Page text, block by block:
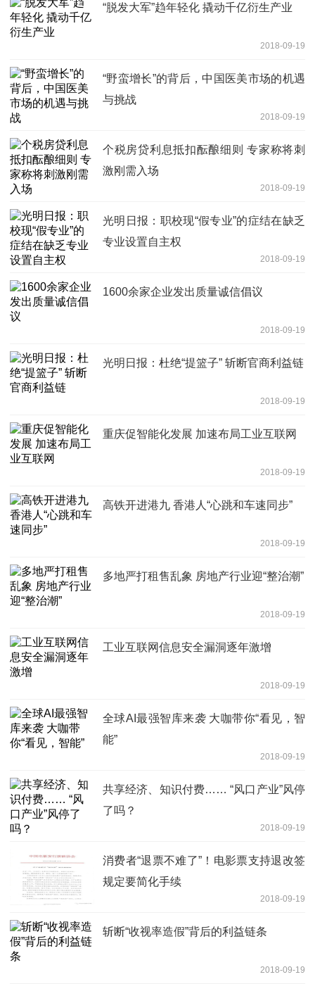
“脱发大军”趋年轻化 撬动千亿衍生产业
2018-09-19
“野蛮增长”的背后，中国医美市场的机遇
与挑战
2018-09-19
个税房贷利息抵扣酝酿细则 专家称将刺
激刚需入场
2018-09-19
光明日报：职校现“假专业”的症结在缺乏
专业设置自主权
2018-09-19
1600余家企业发出质量诚信倡议
2018-09-19
光明日报：杜绝“提篮子” 斩断官商利益链
2018-09-19
重庆促智能化发展 加速布局工业互联网
2018-09-19
高铁开进港九 香港人“心跳和车速同步”
2018-09-19
多地严打租售乱象 房地产行业迎“整治潮”
2018-09-19
工业互联网信息安全漏洞逐年激增
2018-09-19
全球AI最强智库来袭 大咖带你“看见，智
能”
2018-09-19
共享经济、知识付费…… “风口产业”风停
了吗？
2018-09-19
消费者“退票不难了”！电影票支持退改签
规定要简化手续
2018-09-19
斩断“收视率造假”背后的利益链条
2018-09-19